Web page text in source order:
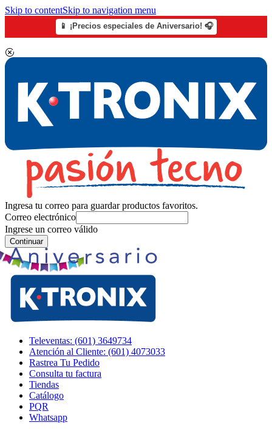
Skip to contentSkip to navigation menu
📱 ¡Precios especiales de Aniversario! 🎧
Ingresa tu correo para guardar productos favoritos.
Correo electrónico
Ingrese un correo válido
Continuar
Televentas: (601) 3649734
Atención al Cliente: (601) 4073033
Rastrea Tu Pedido
Consulta tu factura
Tiendas
Catálogo
PQR
Whatsapp